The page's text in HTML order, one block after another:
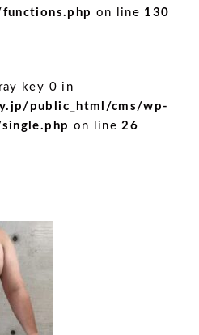
on line 130
key 0 in
public_html/cms/wp-
on line26